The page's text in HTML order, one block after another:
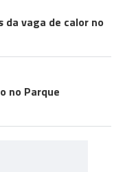
da vaga de calor no
no Parque